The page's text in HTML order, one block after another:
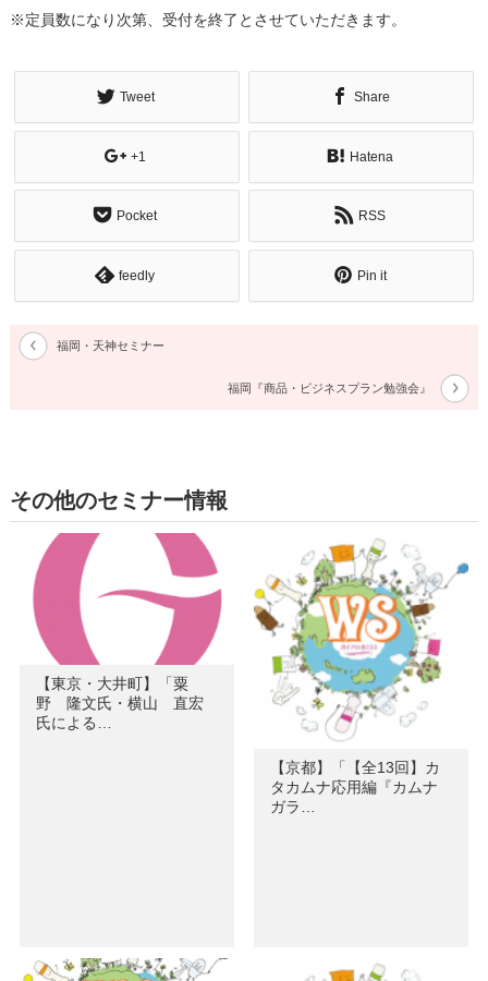
※定員数になり次第、受付を終了とさせていただきます。
Tweet Share
+1 Hatena
Pocket RSS
feedly Pin it
福岡・天神セミナー
福岡『商品・ビジネスプラン勉強会』
その他のセミナー情報
【東京・大井町】「粟
野 隆文氏・横山 直宏
氏による…
【京都】「【全13回】カ
タカムナ応用編『カムナ
ガラ…